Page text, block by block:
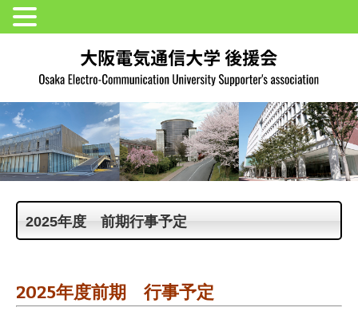
2025年度 前期行事予定
2025年度前期 行事予定